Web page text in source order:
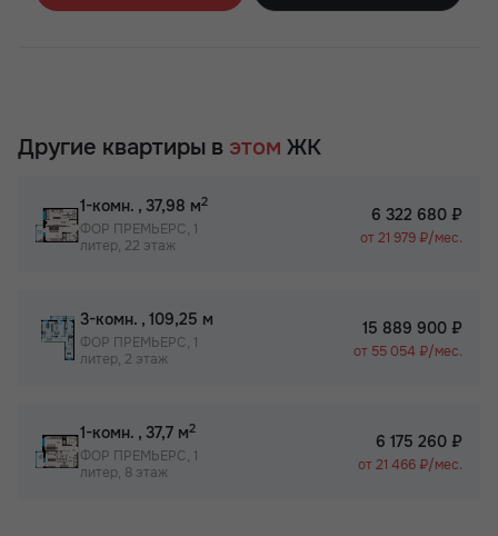
Другие квартиры в этом ЖК
1-комн. , 37,98 м2
ФОР ПРЕМЬЕРС, 1
литер, 22 этаж
6 322 680 ₽
от 21 979 ₽/мес.
3-комн. , 109,25 м
ФОР ПРЕМЬЕРС, 1
литер, 2 этаж
15 889 900 ₽
от 55 054 ₽/мес.
1-комн. , 37,7 м2
ФОР ПРЕМЬЕРС, 1
литер, 8 этаж
6 175 260 ₽
от 21 466 ₽/мес.